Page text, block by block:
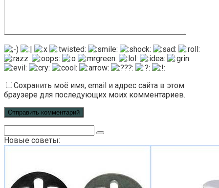
Сохранить моё имя, email и адрес сайта в этом
браузере для последующих моих комментариев.
Новые советы: